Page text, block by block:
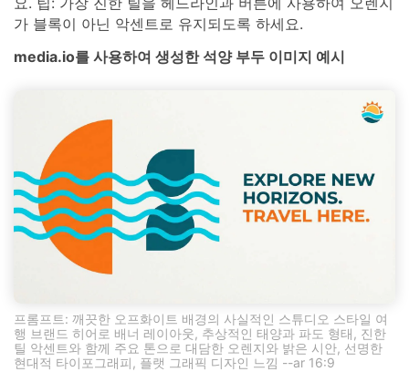
가 블록이 아닌 악센트로 유지되도록 하세요.
media.io를 사용하여 생성한 석양 부두 이미지 예시
프롬프트: 깨끗한 오프화이트 배경의 사실적인 스튜디오 스타일 여
행 브랜드 히어로 배너 레이아웃, 추상적인 태양과 파도 형태, 진한
틸 악센트와 함께 주요 톤으로 대담한 오렌지와 밝은 시안, 선명한
현대적 타이포그래피, 플랫 그래픽 디자인 느낌 --ar 16:9